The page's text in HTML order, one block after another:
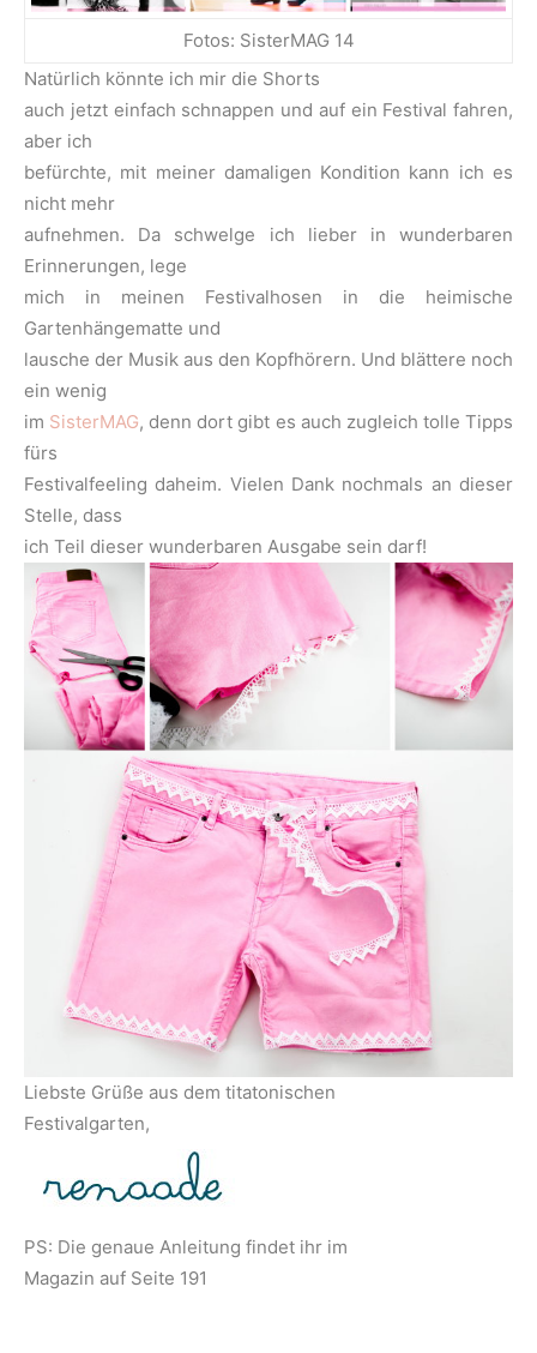
Fotos: SisterMAG 14
Natürlich könnte ich mir die Shorts
auch jetzt einfach schnappen und auf ein Festival fahren,
aber ich
befürchte, mit meiner damaligen Kondition kann ich es
nicht mehr
aufnehmen. Da schwelge ich lieber in wunderbaren
Erinnerungen, lege
mich in meinen Festivalhosen in die heimische
Gartenhängematte und
lausche der Musik aus den Kopfhörern. Und blättere noch
ein wenig
im SisterMAG, denn dort gibt es auch zugleich tolle Tipps
fürs
Festivalfeeling daheim. Vielen Dank nochmals an dieser
Stelle, dass
ich Teil dieser wunderbaren Ausgabe sein darf!
Liebste Grüße aus dem titatonischen
Festivalgarten,
PS: Die genaue Anleitung findet ihr im
Magazin auf Seite 191